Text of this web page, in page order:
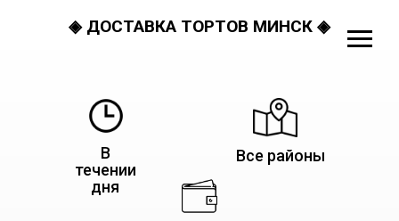
◈ ДОСТАВКА ТОРТОВ МИНСК ◈
В
течении
дня
Все районы